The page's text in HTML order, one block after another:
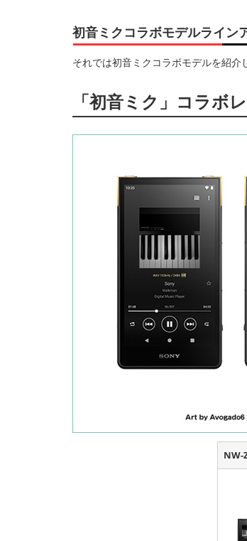
初音ミクコラボモデルライン
それでは初音ミクコラボモデルを紹介
「初音ミク」コラボ
NW-